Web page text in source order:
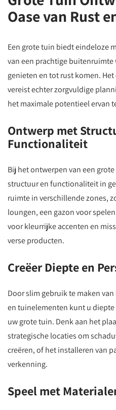
Oase van Rust
Een grote tuin biedt eindeloze
van een prachtige
genieten en tot rust komen.
vereist echter zorgvuldige
het maximale potentieel ervan
Ontwerp met
Functionaliteit
Bij het ontwerpen van een
structuur en functionaliteit in
ruimte in verschillende zones,
loungen, een gazon voor
voor kleurrijke accenten en
verse producten.
Creëer Diepte en
Door slim gebruik te maken
en tuinelementen kunt u
uw grote tuin. Denk aan het
strategische locaties om
creëren, of het installeren van
verkenning.
Speel met